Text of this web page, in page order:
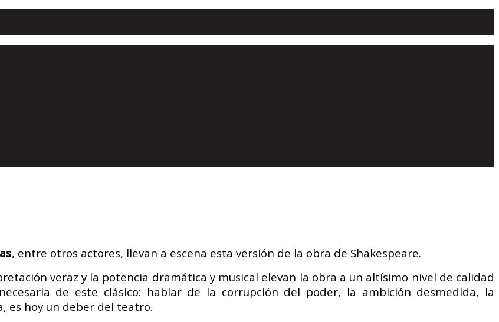
, entre otros actores, llevan a escena esta versión de la obra de Shakespeare.
veraz y la potencia dramática y musical elevan la obra a un altísimo nivel de calidad
de este clásico: hablar de la corrupción del poder, la ambición desmedida, la
es hoy un deber del teatro.